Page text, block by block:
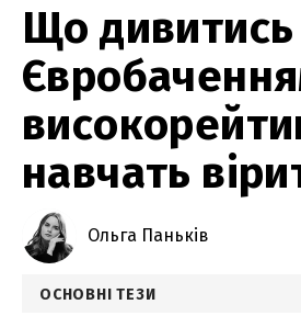
Що
навчать
Ольга Паньків
ОСНОВНІ ТЕЗИ